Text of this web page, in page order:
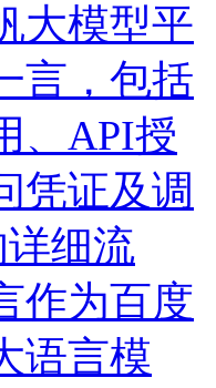
大模型平
言，包括
、API授
凭证及调
细流
作为百度
语言模